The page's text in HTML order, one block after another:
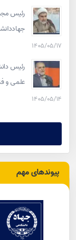
رئیس
۱۴۰۵/۰۵/۱۷
رئیس
علمی و
۱۴۰۵/۰۵/۱۴
پیوندهای مهم